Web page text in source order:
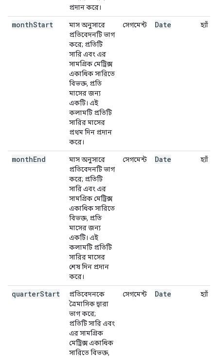
প্রদান করে।
monthStart
মাস অনুসারে
প্রতিবেদনটি ভাগ
করে; প্রতিটি
সারি এবং এর
সামগ্রিক মেট্রিক্স
একাধিক সারিতে
বিভক্ত, প্রতি
মাসের জন্য
একটি। এই
কলামটি প্রতিটি
সারির মাসের
প্রথম দিন প্রদান
করে।
সেগমেন্ট Date হ্যাঁ
monthEnd
মাস অনুসারে
প্রতিবেদনটি ভাগ
করে; প্রতিটি
সারি এবং এর
সামগ্রিক মেট্রিক্স
একাধিক সারিতে
বিভক্ত, প্রতি
মাসের জন্য
একটি। এই
কলামটি প্রতিটি
সারির মাসের
শেষ দিন প্রদান
করে।
সেগমেন্ট Date হ্যাঁ
quarterStart
প্রতিবেদনকে
ত্রৈমাসিক দ্বারা
ভাগ করে;
প্রতিটি সারি এবং
এর সামগ্রিক
মেট্রিক্স একাধিক
সারিতে বিভক্ত,
সেগমেন্ট Date হ্যাঁ